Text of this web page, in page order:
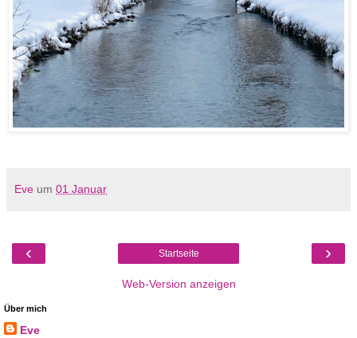
Eve um 01 Januar
‹ ›
Startseite
Web-Version anzeigen
Über mich
Eve